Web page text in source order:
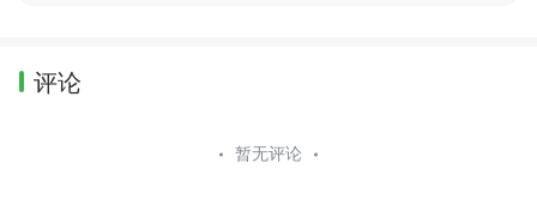
评论
暂无评论